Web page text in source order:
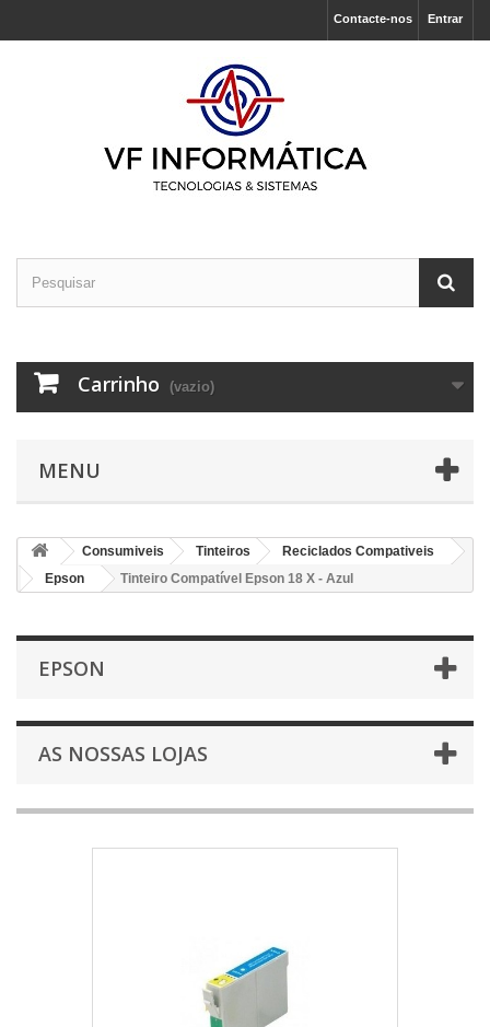
Entrar
Contacte-nos
Carrinho (vazio)
MENU
Consumiveis Tinteiros
Reciclados Compativeis
Epson
Tinteiro Compatível Epson 18 X - Azul
EPSON
AS NOSSAS LOJAS